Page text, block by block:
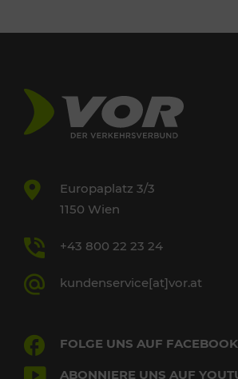
Europaplatz 3/3
1150 Wien
+43 800 22 23 24
kundenservice[at]vor.at
FOLGE UNS AUF FACEBOOK
ABONNIERE UNS AUF